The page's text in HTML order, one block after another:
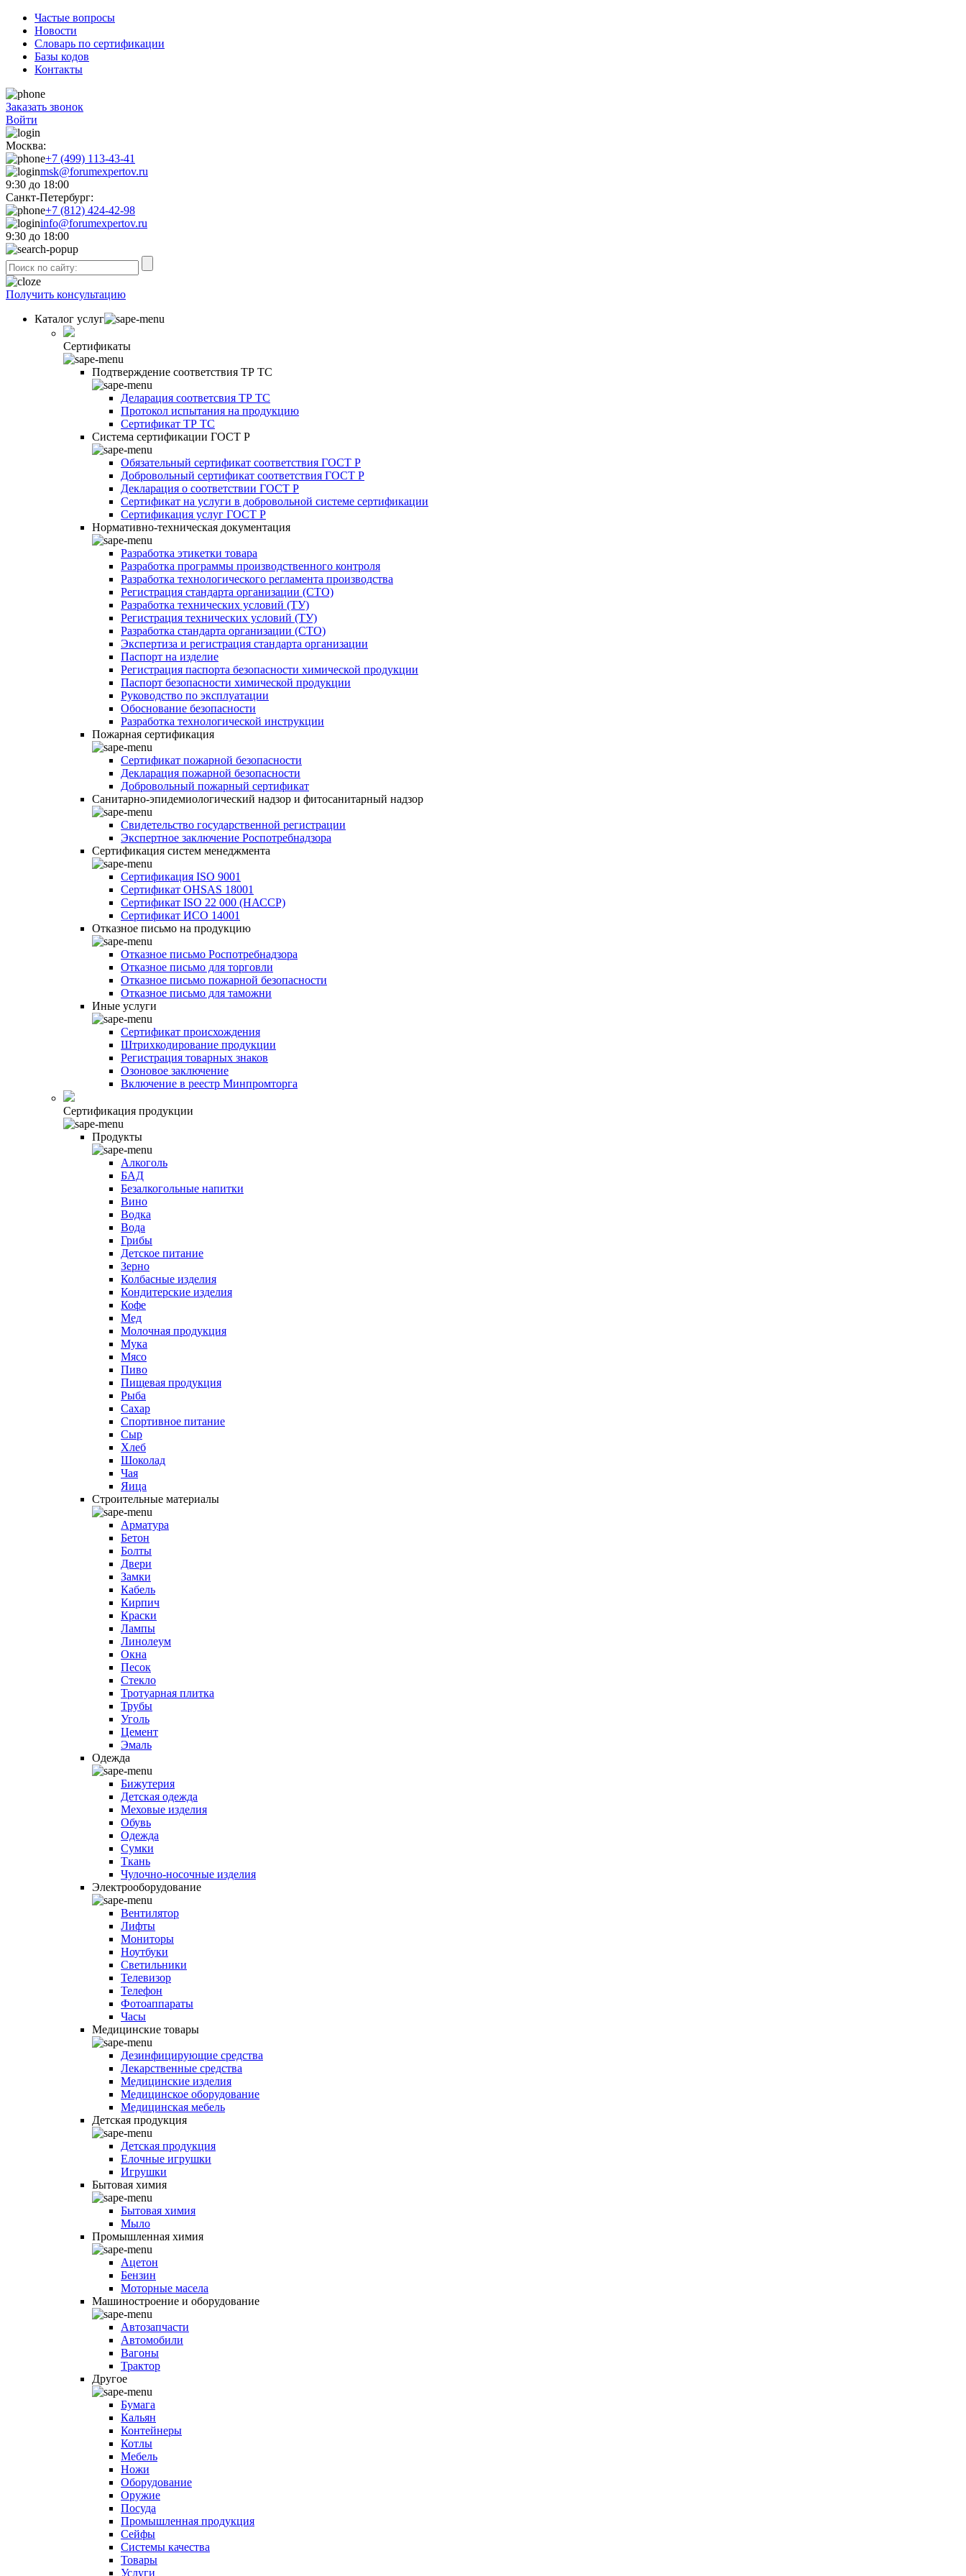
Частые вопросы
Новости
Словарь по сертификации
Базы кодов
Контакты
Заказать звонок
Войти
Москва:
+7 (499) 113-43-41
msk@forumexpertov.ru
9:30 до 18:00
Санкт-Петербург:
+7 (812) 424-42-98
info@forumexpertov.ru
9:30 до 18:00
Получить консультацию
Каталог услуг
Сертификаты
Подтверждение соответствия ТР ТС
Деларация соответсвия ТР ТС
Протокол испытания на продукцию
Сертификат ТР ТС
Система сертификации ГОСТ Р
Обязательный сертификат соответствия ГОСТ Р
Добровольный сертификат соответствия ГОСТ Р
Декларация о соответствии ГОСТ Р
Сертификат на услуги в добровольной системе сертификации
Сертификация услуг ГОСТ Р
Нормативно-техническая документация
Разработка этикетки товара
Разработка программы производственного контроля
Разработка технологического регламента производства
Регистрация стандарта организации (СТО)
Разработка технических условий (ТУ)
Регистрация технических условий (ТУ)
Разработка стандарта организации (СТО)
Экспертиза и регистрация стандарта организации
Паспорт на изделие
Регистрация паспорта безопасности химической продукции
Паспорт безопасности химической продукции
Руководство по эксплуатации
Обоснование безопасности
Разработка технологической инструкции
Пожарная сертификация
Сертификат пожарной безопасности
Декларация пожарной безопасности
Добровольный пожарный сертификат
Санитарно-эпидемиологический надзор и фитосанитарный надзор
Свидетельство государственной регистрации
Экспертное заключение Роспотребнадзора
Сертификация систем менеджмента
Сертификация ISO 9001
Сертификат OHSAS 18001
Сертификат ISO 22 000 (НАССР)
Сертификат ИСО 14001
Отказное письмо на продукцию
Отказное письмо Роспотребнадзора
Отказное письмо для торговли
Отказное письмо пожарной безопасности
Отказное письмо для таможни
Иные услуги
Сертификат происхождения
Штрихкодирование продукции
Регистрация товарных знаков
Озоновое заключение
Включение в реестр Минпромторга
Сертификация продукции
Продукты
Алкоголь
БАД
Безалкогольные напитки
Вино
Водка
Вода
Грибы
Детское питание
Зерно
Колбасные изделия
Кондитерские изделия
Кофе
Мед
Молочная продукция
Мука
Мясо
Пиво
Пищевая продукция
Рыба
Сахар
Спортивное питание
Сыр
Хлеб
Шоколад
Чая
Яица
Строительные материалы
Арматура
Бетон
Болты
Двери
Замки
Кабель
Кирпич
Краски
Лампы
Линолеум
Окна
Песок
Стекло
Тротуарная плитка
Трубы
Уголь
Цемент
Эмаль
Одежда
Бижутерия
Детская одежда
Меховые изделия
Обувь
Одежда
Сумки
Ткань
Чулочно-носочные изделия
Электрооборудование
Вентилятор
Лифты
Мониторы
Ноутбуки
Светильники
Телевизор
Телефон
Фотоаппараты
Часы
Медицинские товары
Дезинфицирующие средства
Лекарственные средства
Медицинские изделия
Медицинское оборудование
Медицинская мебель
Детская продукция
Детская продукция
Елочные игрушки
Игрушки
Бытовая химия
Бытовая химия
Мыло
Промышленная химия
Ацетон
Бензин
Моторные масела
Машиностроение и оборудование
Автозапчасти
Автомобили
Вагоны
Трактор
Другое
Бумага
Кальян
Контейнеры
Котлы
Мебель
Ножи
Оборудование
Оружие
Посуда
Промышленная продукция
Сейфы
Системы качества
Товары
Услуги